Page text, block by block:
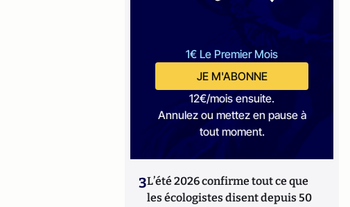
1€ Le Premier Mois
JE M'ABONNE
12€/mois ensuite.
Annulez ou mettez en pause à
tout moment.
3L’été 2026 confirme tout ce que
les écologistes disent depuis 50